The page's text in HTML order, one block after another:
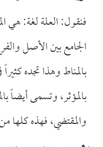
فنقول: العلة لغة:
الجامع بين الأصل
بالمناط وهذا تجده
بالمؤثر، وتسمى أيضاً
والمقتضي، فهذه كلها